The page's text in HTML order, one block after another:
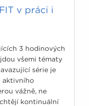
v práci i
3 hodinových
všemi tématy
série je
aktivního
vážně, ne
kontinuální